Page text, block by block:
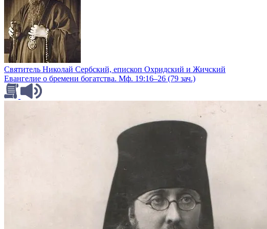
Святитель Николай Сербский, епископ Охридский и Жичский
Евангелие о бремени богатства. Мф. 19:16–26 (79 зач.)